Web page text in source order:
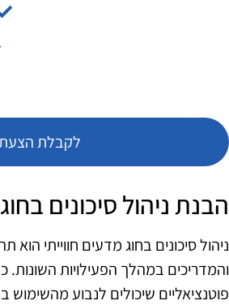
לקבלת הצעת
הבנת ניהול סיכונים
ניהול סיכונים בחוג מדעים חווייתי
והמדריכים במהלך הפעילויות השונות.
פוטנציאליים שיכולים לנבוע מהשימוש